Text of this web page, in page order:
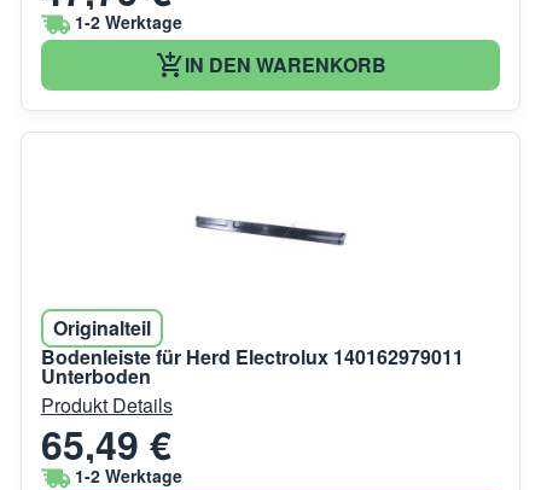
1-2 Werktage
IN DEN WARENKORB
Originalteil
Bodenleiste für Herd Electrolux 140162979011
Unterboden
Produkt Details
65,49 €
1-2 Werktage